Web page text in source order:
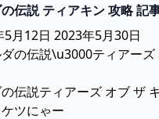
伝説 ティアキン 攻略 記
ブ ザ キングダム - 雨傘ね
5月12日 2023年5月30日
伝説ティアーズ オブ ザ